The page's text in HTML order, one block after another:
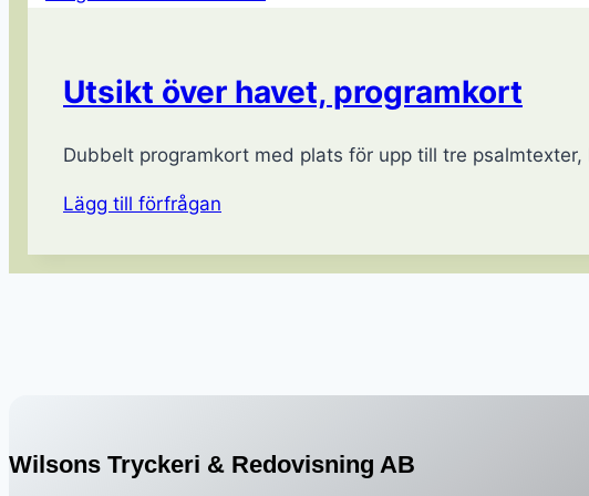
Utsikt över havet, programkort
Dubbelt programkort med plats för upp till tre
Lägg till förfrågan
Wilsons Tryckeri & Redovisning AB